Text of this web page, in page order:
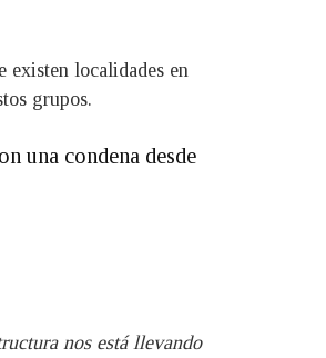
existen localidades en
grupos.
una condena desde
nos está llevando